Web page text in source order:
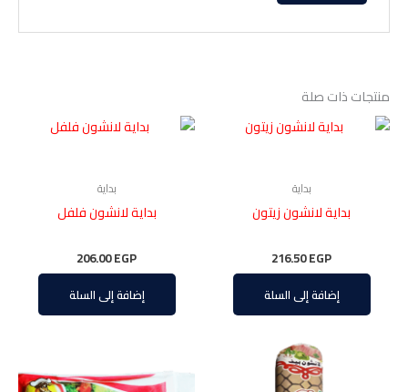
منتجات ذات صلة
بداية
بداية لانشون زيتون
216.50EGP
إضافة إلى السلة
بداية
بداية لانشون فلفل
206.00EGP
إضافة إلى السلة